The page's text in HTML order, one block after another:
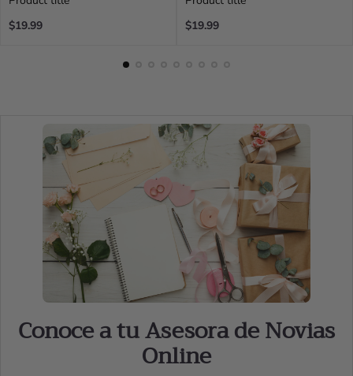
Regular
$19.99
Regular
$19.99
Conoce a tu Asesora de Novias
Online